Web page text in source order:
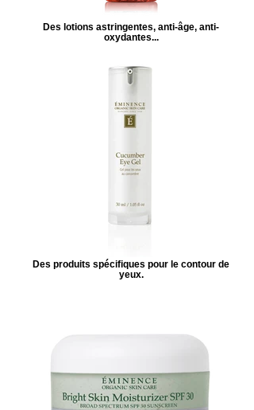
Des lotions astringentes, anti-âge, anti-
oxydantes...
Des produits spécifiques pour le contour de
yeux.